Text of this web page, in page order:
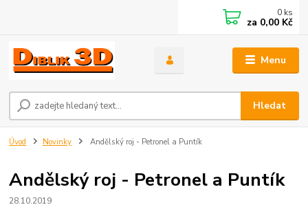
Menu
Hledat
0 ks
za 0,00 Kč
Úvod Novinky Andělský roj - Petronel a Puntík
Andělský roj - Petronel a Puntík
28.10.2019